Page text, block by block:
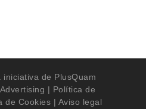
iniciativa de PlusQuam
| Política de
de Cookies | Aviso legal